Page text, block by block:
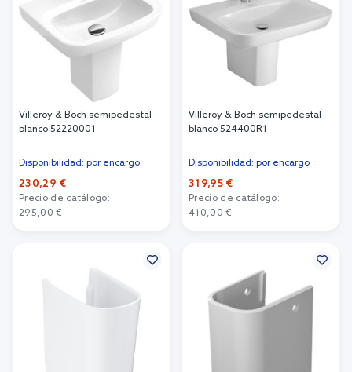
Villeroy & Boch semipedestal
blanco 52220001
Disponibilidad: por encargo
230,29 €
Precio de catálogo:
295,00 €
Villeroy & Boch semipedestal
blanco 524400R1
Disponibilidad: por encargo
319,95 €
Precio de catálogo:
410,00 €